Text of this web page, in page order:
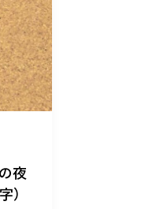
夜
）